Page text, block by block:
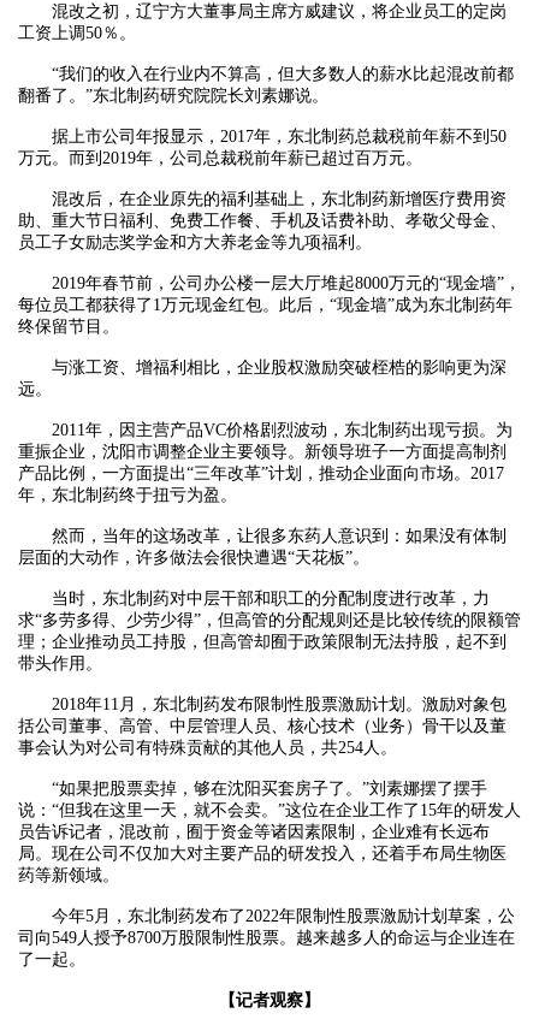
混改之初，辽宁方大董事局主席方威建议，将企业员工的定岗
工资上调50％。
“我们的收入在行业内不算高，但大多数人的薪水比起混改前都
翻番了。”东北制药研究院院长刘素娜说。
据上市公司年报显示，2017年，东北制药总裁税前年薪不到50
万元。而到2019年，公司总裁税前年薪已超过百万元。
混改后，在企业原先的福利基础上，东北制药新增医疗费用资
助、重大节日福利、免费工作餐、手机及话费补助、孝敬父母金、
员工子女励志奖学金和方大养老金等九项福利。
2019年春节前，公司办公楼一层大厅堆起8000万元的“现金墙”，
每位员工都获得了1万元现金红包。此后，“现金墙”成为东北制药年
终保留节目。
与涨工资、增福利相比，企业股权激励突破桎梏的影响更为深
远。
2011年，因主营产品VC价格剧烈波动，东北制药出现亏损。为
重振企业，沈阳市调整企业主要领导。新领导班子一方面提高制剂
产品比例，一方面提出“三年改革”计划，推动企业面向市场。2017
年，东北制药终于扭亏为盈。
然而，当年的这场改革，让很多东药人意识到：如果没有体制
层面的大动作，许多做法会很快遭遇“天花板”。
当时，东北制药对中层干部和职工的分配制度进行改革，力
求“多劳多得、少劳少得”，但高管的分配规则还是比较传统的限额管
理；企业推动员工持股，但高管却囿于政策限制无法持股，起不到
带头作用。
2018年11月，东北制药发布限制性股票激励计划。激励对象包
括公司董事、高管、中层管理人员、核心技术（业务）骨干以及董
事会认为对公司有特殊贡献的其他人员，共254人。
“如果把股票卖掉，够在沈阳买套房子了。”刘素娜摆了摆手
说：“但我在这里一天，就不会卖。”这位在企业工作了15年的研发人
员告诉记者，混改前，囿于资金等诸因素限制，企业难有长远布
局。现在公司不仅加大对主要产品的研发投入，还着手布局生物医
药等新领域。
今年5月，东北制药发布了2022年限制性股票激励计划草案，公
司向549人授予8700万股限制性股票。越来越多人的命运与企业连在
了一起。
【记者观察】